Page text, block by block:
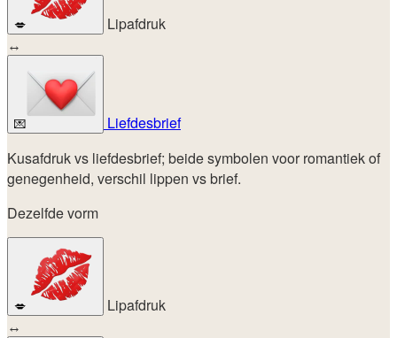
💋
Lipafdruk
↔
💌
Liefdesbrief
Kusafdruk vs liefdesbrief; beide symbolen voor romantiek of
genegenheid, verschil lippen vs brief.
Dezelfde vorm
💋
Lipafdruk
↔